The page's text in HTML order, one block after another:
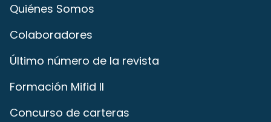
Quiénes Somos
Colaboradores
Último número de la revista
Formación Mifid II
Concurso de carteras